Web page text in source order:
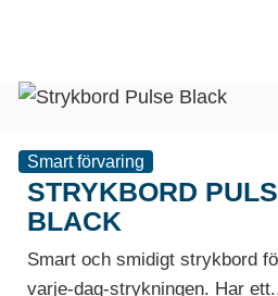
Smart förvaring
STRYKBORD
BLACK
Smart och smidigt strykbord
varje-dag-strykningen. Har